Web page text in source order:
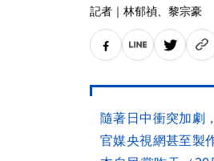
記者 ｜ 林郁禎 、黎宗豪
隨著日中衝突加劇
官媒央視網甚至製